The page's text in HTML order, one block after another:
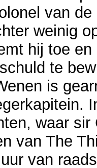
van
weinig
hij toe
te
is
waar
van The
van